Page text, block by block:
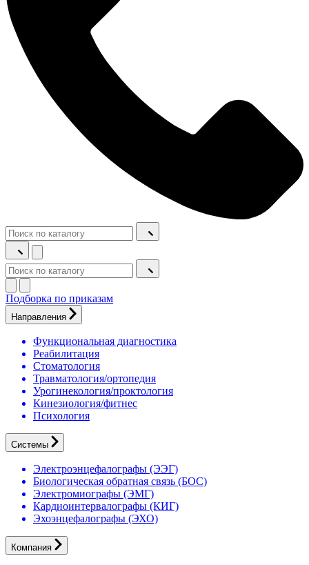
Подборка по приказам
Направления
Функциональная диагностика
Реабилитация
Стоматология
Травматология/ортопедия
Урогинекология/проктология
Кинезиология/фитнес
Психология
Системы
Электроэнцефалографы (ЭЭГ)
Биологическая обратная связь (БОС)
Электромиографы (ЭМГ)
Кардиоинтервалографы (КИГ)
Эхоэнцефалографы (ЭХО)
Компания